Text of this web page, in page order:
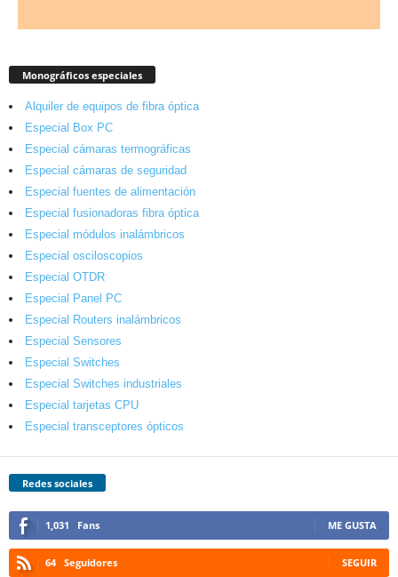
Monográficos especiales
Alquiler de equipos de fibra óptica
Especial Box PC
Especial cámaras termográficas
Especial cámaras de seguridad
Especial fuentes de alimentación
Especial fusionadoras fibra óptica
Especial módulos inalámbricos
Especial osciloscopios
Especial OTDR
Especial Panel PC
Especial Routers inalámbricos
Especial Sensores
Especial Switches
Especial Switches industriales
Especial tarjetas CPU
Especial transceptores ópticos
Redes sociales
1,031 Fans ME GUSTA
64 Seguidores SEGUIR